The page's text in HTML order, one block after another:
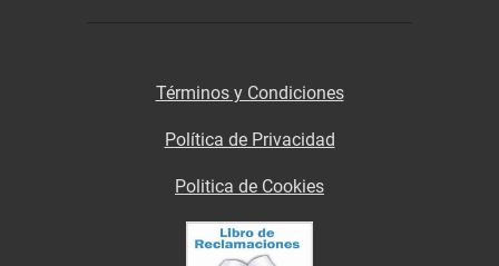
Términos y Condiciones
Política de Privacidad
Politica de Cookies